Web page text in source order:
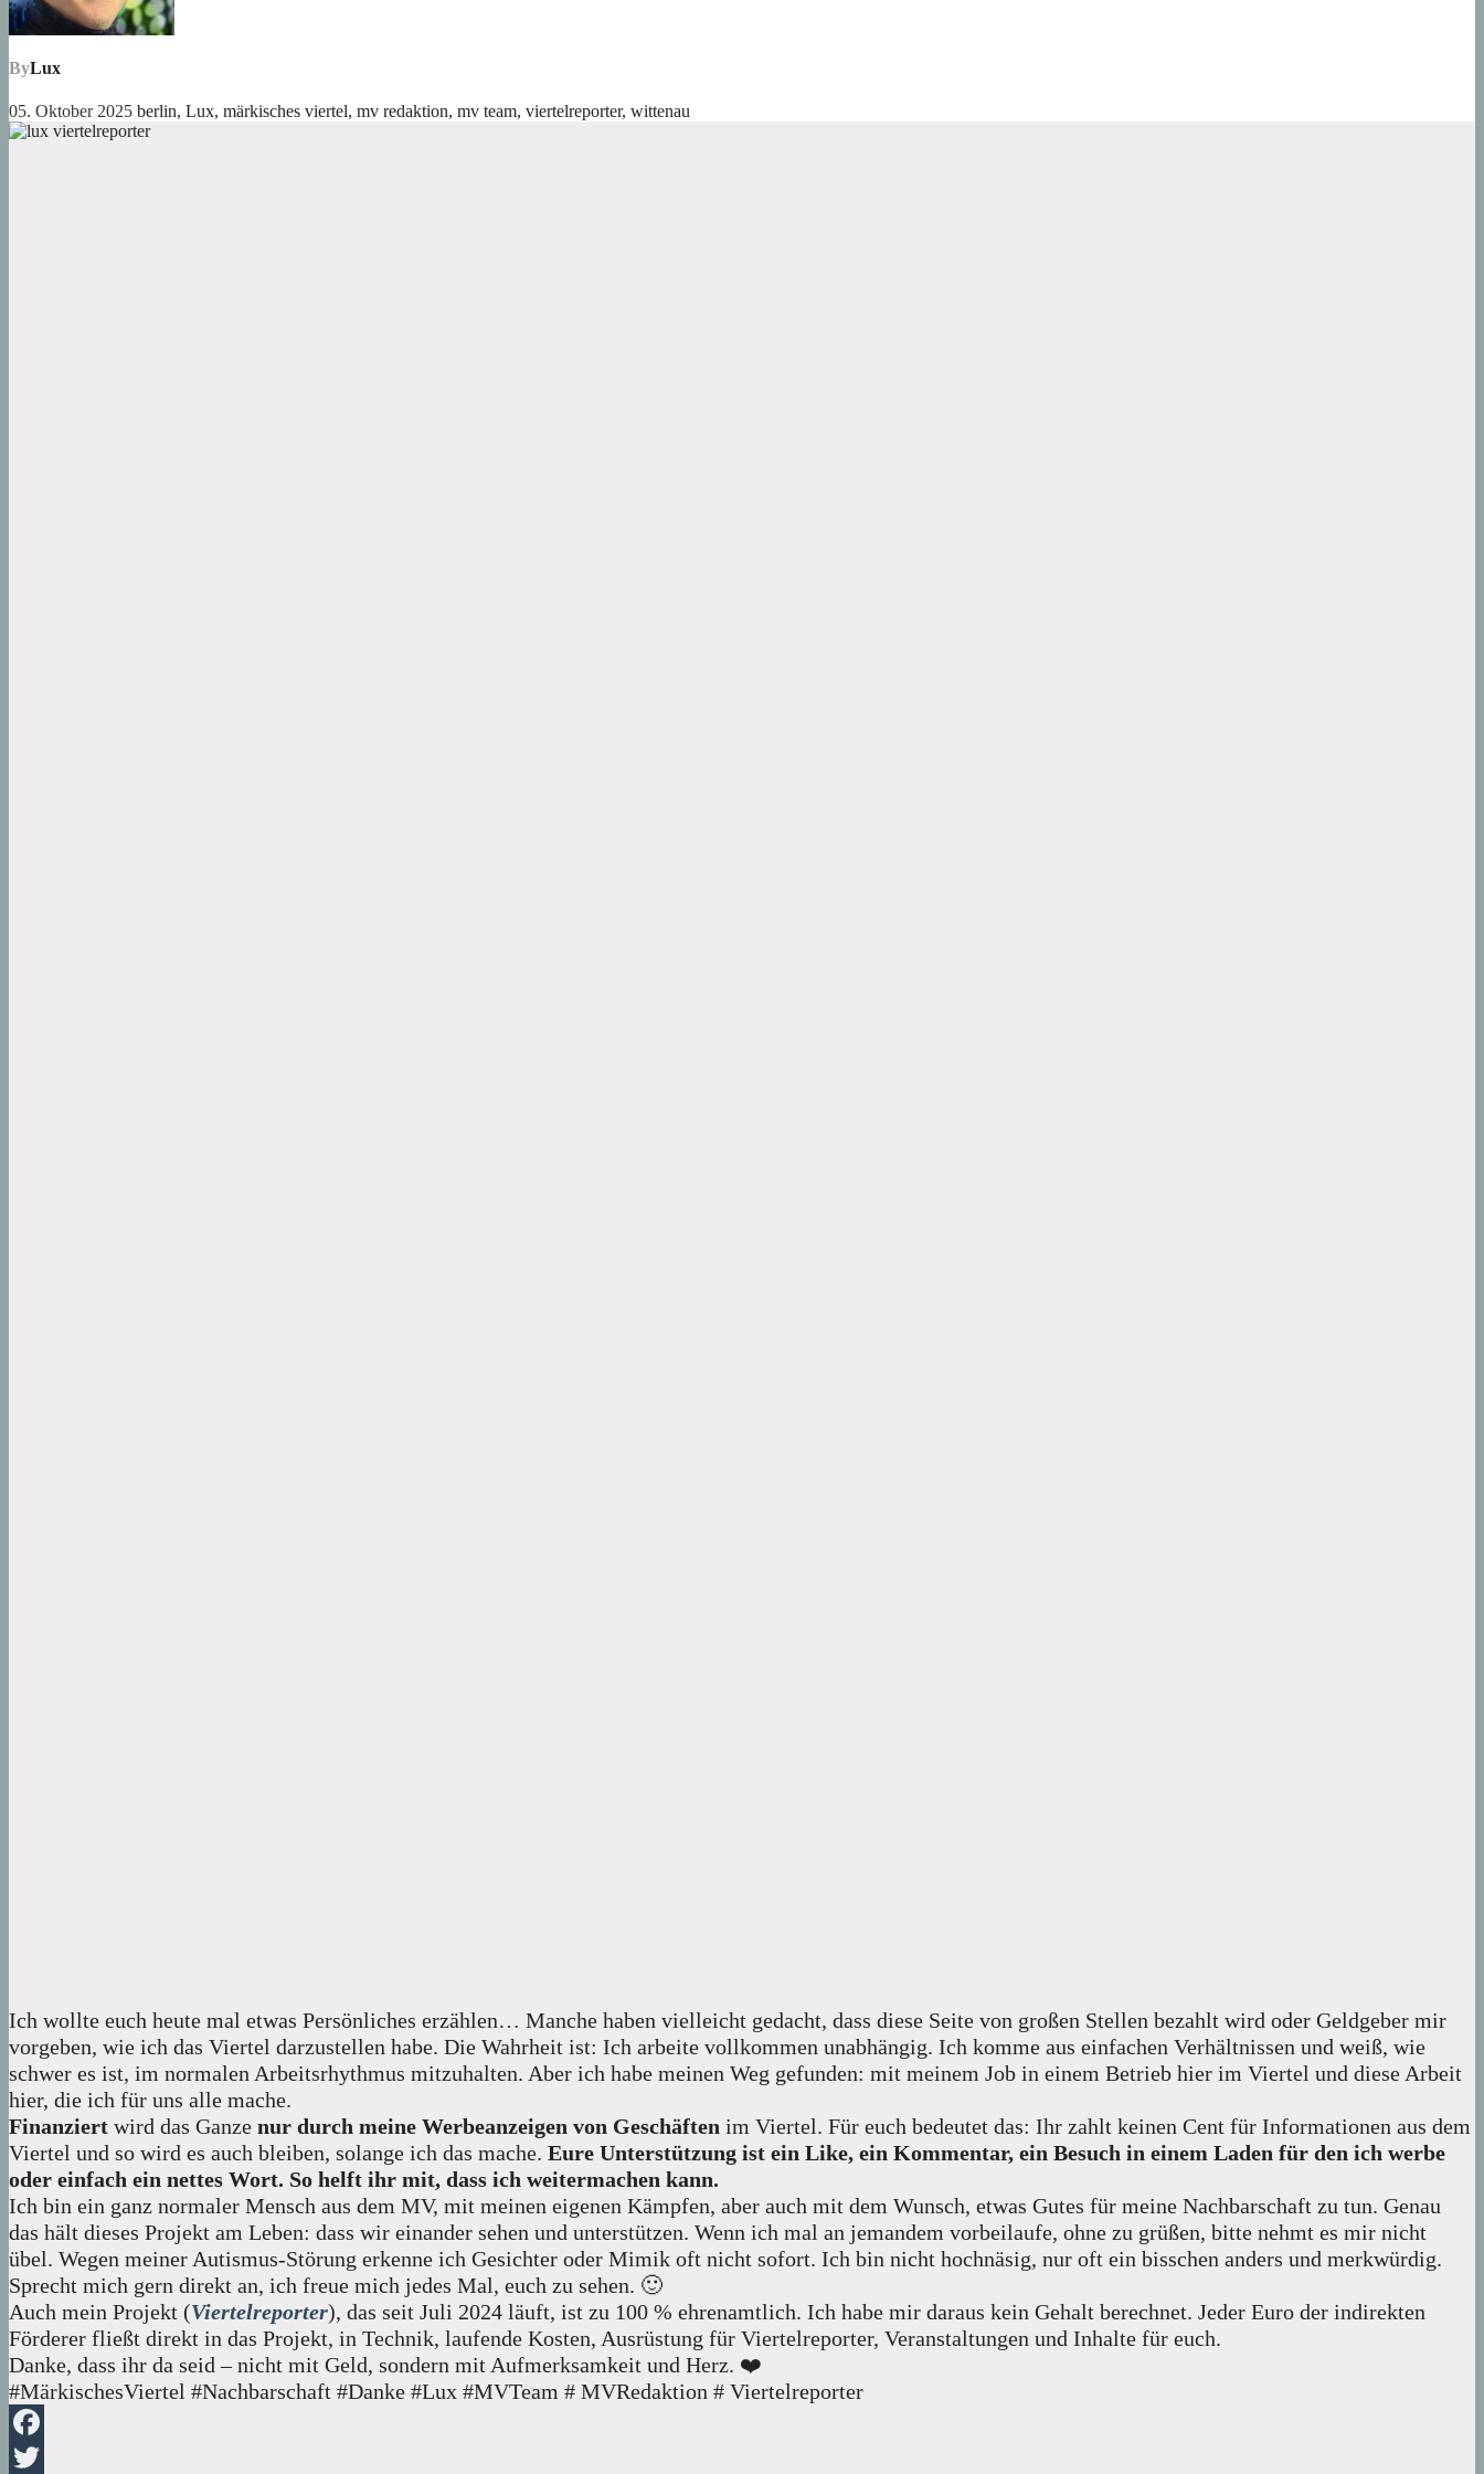
ByLux
05. Oktober 2025 berlin, Lux, märkisches viertel, mv redaktion, mv team, viertelreporter, wittenau
Ich wollte euch heute mal etwas Persönliches erzählen… Manche haben vielleicht gedacht, dass diese Seite von großen Stellen bezahlt wird oder Geldgeber mir
vorgeben, wie ich das Viertel darzustellen habe. Die Wahrheit ist: Ich arbeite vollkommen unabhängig. Ich komme aus einfachen Verhältnissen und weiß, wie
schwer es ist, im normalen Arbeitsrhythmus mitzuhalten. Aber ich habe meinen Weg gefunden: mit meinem Job in einem Betrieb hier im Viertel und diese Arbeit
hier, die ich für uns alle mache.
Finanziert wird das Ganze nur durch meine Werbeanzeigen von Geschäften im Viertel. Für euch bedeutet das: Ihr zahlt keinen Cent für Informationen aus dem
Viertel und so wird es auch bleiben, solange ich das mache. Eure Unterstützung ist ein Like, ein Kommentar, ein Besuch in einem Laden für den ich werbe
oder einfach ein nettes Wort. So helft ihr mit, dass ich weitermachen kann.
Ich bin ein ganz normaler Mensch aus dem MV, mit meinen eigenen Kämpfen, aber auch mit dem Wunsch, etwas Gutes für meine Nachbarschaft zu tun. Genau
das hält dieses Projekt am Leben: dass wir einander sehen und unterstützen. Wenn ich mal an jemandem vorbeilaufe, ohne zu grüßen, bitte nehmt es mir nicht
übel. Wegen meiner Autismus-Störung erkenne ich Gesichter oder Mimik oft nicht sofort. Ich bin nicht hochnäsig, nur oft ein bisschen anders und merkwürdig.
Sprecht mich gern direkt an, ich freue mich jedes Mal, euch zu sehen. 🙂
Auch mein Projekt (Viertelreporter), das seit Juli 2024 läuft, ist zu 100 % ehrenamtlich. Ich habe mir daraus kein Gehalt berechnet. Jeder Euro der indirekten
Förderer fließt direkt in das Projekt, in Technik, laufende Kosten, Ausrüstung für Viertelreporter, Veranstaltungen und Inhalte für euch.
Danke, dass ihr da seid – nicht mit Geld, sondern mit Aufmerksamkeit und Herz. ❤️
#MärkischesViertel #Nachbarschaft #Danke #Lux #MVTeam # MVRedaktion # Viertelreporter
Facebook